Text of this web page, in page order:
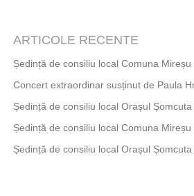
ARTICOLE RECENTE
Ședință de consiliu local Comuna
Concert extraordinar susținut de Paula
Ședință de consiliu local Orașul
Ședință de consiliu local Comuna
Ședință de consiliu local Orașul